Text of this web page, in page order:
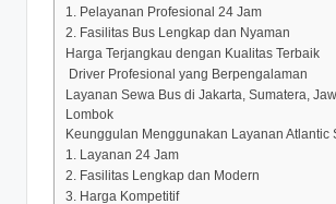
1. Pelayanan Profesional 24 Jam
2. Fasilitas Bus Lengkap dan Nyaman
Harga Terjangkau dengan Kualitas Terbaik
️ Driver Profesional yang Berpengalaman
Layanan Sewa Bus di Jakarta, Sumatera,
Lombok
Keunggulan Menggunakan Layanan Atlantic
1. Layanan 24 Jam
2. Fasilitas Lengkap dan Modern
3. Harga Kompetitif